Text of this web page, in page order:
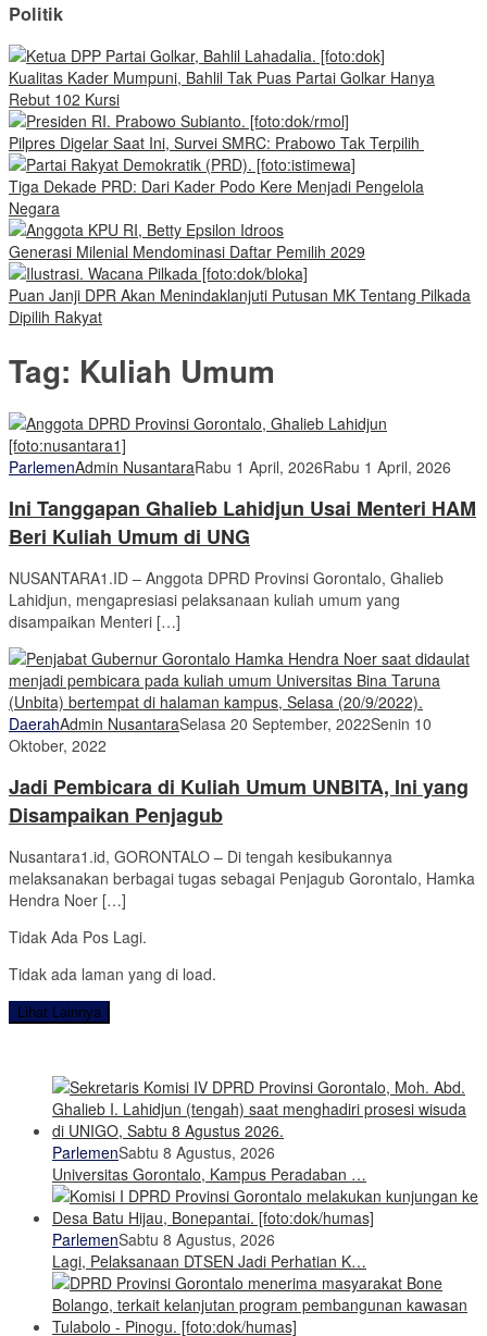
Politik
Kualitas Kader Mumpuni, Bahlil Tak Puas Partai Golkar Hanya
Rebut 102 Kursi
Pilpres Digelar Saat Ini, Survei SMRC: Prabowo Tak Terpilih
Tiga Dekade PRD: Dari Kader Podo Kere Menjadi Pengelola
Negara
Generasi Milenial Mendominasi Daftar Pemilih 2029
Puan Janji DPR Akan Menindaklanjuti Putusan MK Tentang Pilkada
Dipilih Rakyat
Tag: Kuliah Umum
ParlemenAdmin NusantaraRabu 1 April, 2026Rabu 1 April, 2026
Ini Tanggapan Ghalieb Lahidjun Usai Menteri HAM
Beri Kuliah Umum di UNG
NUSANTARA1.ID – Anggota DPRD Provinsi Gorontalo, Ghalieb
Lahidjun, mengapresiasi pelaksanaan kuliah umum yang
disampaikan Menteri […]
DaerahAdmin NusantaraSelasa 20 September, 2022Senin 10
Oktober, 2022
Jadi Pembicara di Kuliah Umum UNBITA, Ini yang
Disampaikan Penjagub
Nusantara1.id, GORONTALO – Di tengah kesibukannya
melaksanakan berbagai tugas sebagai Penjagub Gorontalo, Hamka
Hendra Noer […]
Tidak Ada Pos Lagi.
Tidak ada laman yang di load.
Lihat Lainnya
ParlemenSabtu 8 Agustus, 2026
Universitas Gorontalo, Kampus Peradaban …
ParlemenSabtu 8 Agustus, 2026
Lagi, Pelaksanaan DTSEN Jadi Perhatian K…